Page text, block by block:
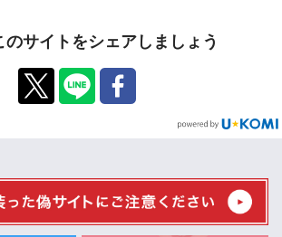
のサイトをシェアしましょう